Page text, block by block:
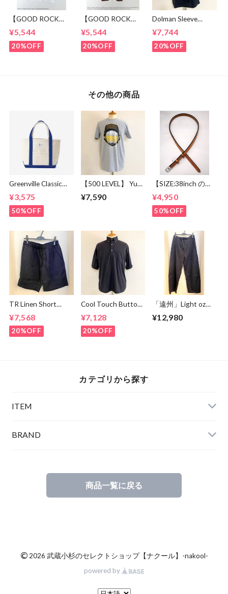
【GOOD ROCK
SPEED】 GREEN
DAY “Kerplunk!”
Front & Back
Graphic T-Shirt
¥5,544
20%OFF
【GOOD ROCK
SPEED】 Jeep®
Classic Logo Graphic
Ringer T-Shirt
Brown
¥5,544
20%OFF
Dolman Sleeve
Switch Cut &
Sewn Black /
White
¥7,744
20%OFF
その他の商品
Greenville Classic
Tote Small Blue
¥3,575
50%OFF
【500 LEVEL】 Yu
Darvish San Diego
Player Silhouette
¥7,590
【SIZE:38inch の
み】TORY
LEATHER LEATHER
BELT2595 TAN
¥4,950
50%OFF
TR Linen Short
¥7,568
20%OFF
Cool Touch Button
¥7,128
20%OFF
「遠州」Light oz
Double Knee Wide
¥12,980
カテゴリから探す
ITEM
BRAND
商品一覧に戻る
©2026 武蔵小杉のセレクトショップ【ナクール】-nakool-
powered by